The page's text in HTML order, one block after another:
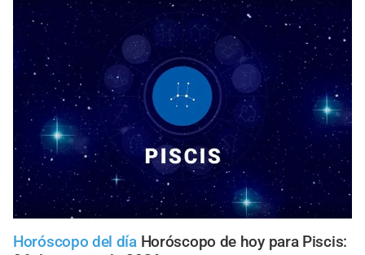
Horóscopo del día Horóscopo de hoy para Piscis: